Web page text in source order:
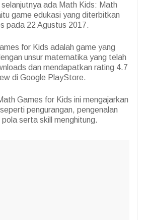
ada Math Kids: Math
game edukasi yang diterbitkan
pada 22 Agustus 2017.
for Kids adalah game yang
unsur matematika yang telah
dan mendapatkan rating 4.7
di Google PlayStore.
Games for Kids ini mengajarkan
pengurangan, pengenalan
serta skill menghitung.